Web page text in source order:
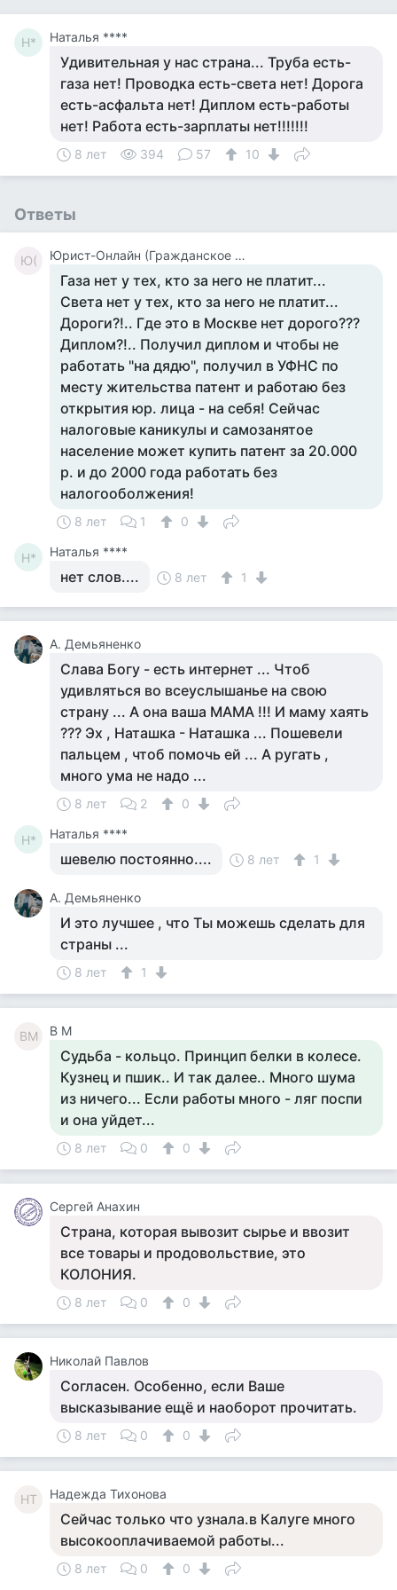
Н* Наталья ****
Удивительная у нас страна... Труба есть-
газа нет! Проводка есть-света нет! Дорога
есть-асфальта нет! Диплом есть-работы
нет! Работа есть-зарплаты нет!!!!!!!
8 лет 394 57 10
Ответы
Ю( Юрист-Онлайн (Гражданское Право)
Газа нет у тех, кто за него не платит...
Света нет у тех, кто за него не платит...
Дороги?!.. Где это в Москве нет дорого???
Диплом?!.. Получил диплом и чтобы не
работать "на дядю", получил в УФНС по
месту жительства патент и работаю без
открытия юр. лица - на себя! Сейчас
налоговые каникулы и самозанятое
население может купить патент за 20.000
р. и до 2000 года работать без
налогооболжения!
8 лет 1 0
Н* Наталья ****
нет слов.... 8 лет 1
А. Демьяненко
Слава Богу - есть интернет ... Чтоб
удивляться во всеуслышанье на свою
страну ... А она ваша МАМА !!! И маму хаять
??? Эх , Наташка - Наташка ... Пошевели
пальцем , чтоб помочь ей ... А ругать ,
много ума не надо ...
8 лет 2 0
Н* Наталья ****
шевелю постоянно.... 8 лет 1
А. Демьяненко
И это лучшее , что Ты можешь сделать для
страны ...
8 лет 1
ВМ В М
Судьба - кольцо. Принцип белки в колесе.
Кузнец и пшик.. И так далее.. Много шума
из ничего... Если работы много - ляг поспи
и она уйдет...
8 лет 0 0
Сергей Анахин
Страна, которая вывозит сырье и ввозит
все товары и продовольствие, это
КОЛОНИЯ.
8 лет 0 0
Николай Павлов
Согласен. Особенно, если Ваше
высказывание ещё и наоборот прочитать.
8 лет 0 0
НТ Надежда Тихонова
Сейчас только что узнала.в Калуге много
высокооплачиваемой работы...
8 лет 0 0